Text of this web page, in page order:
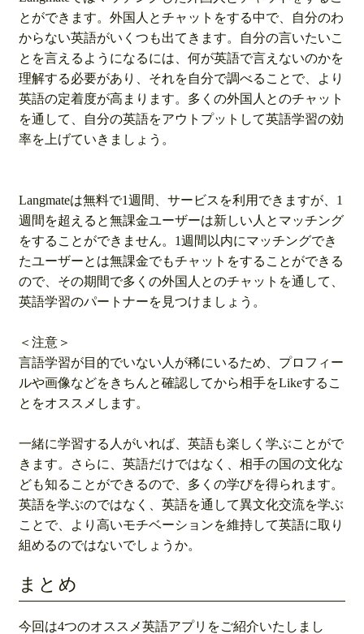
とができます。外国人とチャットをする中で、自分のわ
からない英語がいくつも出てきます。自分の言いたいこ
とを言えるようになるには、何が英語で言えないのかを
理解する必要があり、それを自分で調べることで、より
英語の定着度が高まります。多くの外国人とのチャット
を通して、自分の英語をアウトプットして英語学習の効
率を上げていきましょう。
Langmateは無料で1週間、サービスを利用できますが、1
週間を超えると無課金ユーザーは新しい人とマッチング
をすることができません。1週間以内にマッチングでき
たユーザーとは無課金でもチャットをすることができる
ので、その期間で多くの外国人とのチャットを通して、
英語学習のパートナーを見つけましょう。
＜注意＞
言語学習が目的でいない人が稀にいるため、プロフィー
ルや画像などをきちんと確認してから相手をLikeするこ
とをオススメします。
一緒に学習する人がいれば、英語も楽しく学ぶことがで
きます。さらに、英語だけではなく、相手の国の文化な
ども知ることができるので、多くの学びを得られます。
英語を学ぶのではなく、英語を通して異文化交流を学ぶ
ことで、より高いモチベーションを維持して英語に取り
組めるのではないでしょうか。
まとめ
今回は4つのオススメ英語アプリをご紹介いたしまし